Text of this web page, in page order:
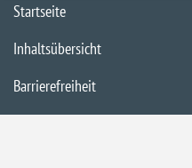
Startseite
Inhaltsübersicht
Barrierefreiheit